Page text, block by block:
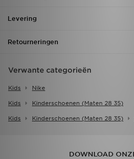
Levering
Retourneringen
Verwante categorieën
Kids Nike
Kids Kinderschoenen (maten 28 35)
Kids Kinderschoenen (maten 28 35)
DOWNLOAD